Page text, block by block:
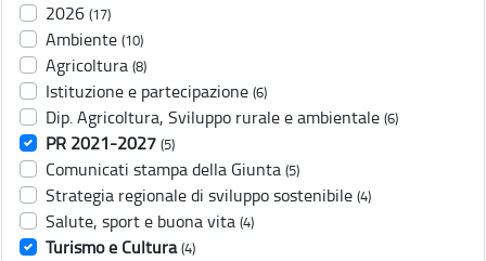
2026 (17)
Ambiente (10)
Agricoltura (8)
Istituzione e partecipazione (6)
Dip. Agricoltura, Sviluppo rurale e ambientale (6)
PR 2021-2027 (5)
Comunicati stampa della Giunta (5)
Strategia regionale di sviluppo sostenibile (4)
Salute, sport e buona vita (4)
Turismo e Cultura (4)